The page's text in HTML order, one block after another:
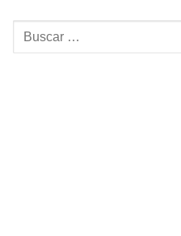
Buscar: